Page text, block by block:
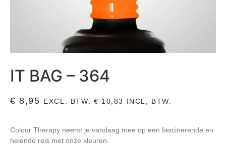
IT BAG – 364
€ 8,95 EXCL. BTW. € 10,83 INCL, BTW.
Colour Therapy neemt je vandaag mee op een fascinerende en
helende reis met onze kleuren.